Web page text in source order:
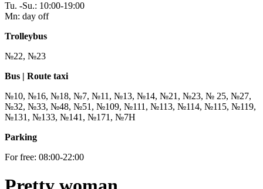
Tu. -Su.: 10:00-19:00
Mn: day off
Trolleybus
№22, №23
Bus | Route taxi
№10, №16, №18, №7, №11, №13, №14, №21, №23, № 25, №27,
№32, №33, №48, №51, №109, №111, №113, №114, №115, №119,
№131, №133, №141, №171, №7Н
Parking
For free: 08:00-22:00